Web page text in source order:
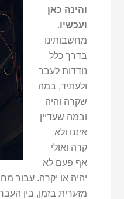
והינה כאן
ועכשיו.
מחשבותינו
בדרך כלל
נודדות לעבר
ולעתיד, במה
שקרה והיה
ובמה שעדיין
איננו ולא
קרה ואולי
אף פעם לא
יהיה או יקרה. עבור
מזערית בזמן, בין